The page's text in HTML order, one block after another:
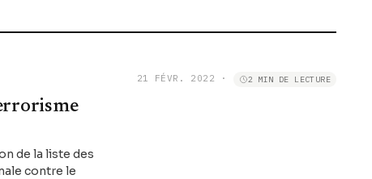
de la liste des
contre le
21 FÉVR. 2022 · 2 MIN DE LECTURE